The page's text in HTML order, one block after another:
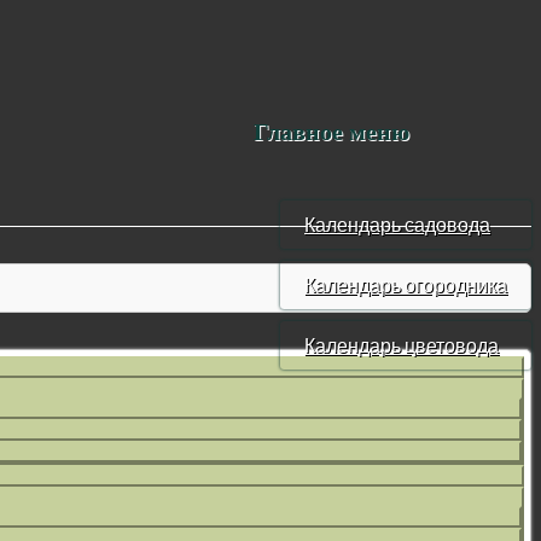
Главное меню
Календарь садовода
Календарь огородника
Календарь цветовода